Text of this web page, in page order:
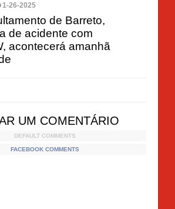
1-26-2025
de Barreto,
de acidente com
acontecerá amanhã
UM COMENTÁRIO
DEFAULT COMMENTS
FACEBOOK COMMENTS